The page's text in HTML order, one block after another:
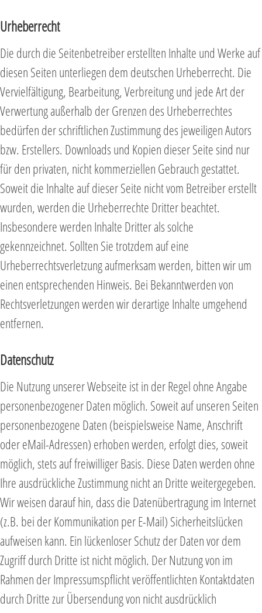
Urheberrecht
Die durch die Seitenbetreiber erstellten Inhalte und Werke auf
diesen Seiten unterliegen dem deutschen Urheberrecht. Die
Vervielfältigung, Bearbeitung, Verbreitung und jede Art der
Verwertung außerhalb der Grenzen des Urheberrechtes
bedürfen der schriftlichen Zustimmung des jeweiligen Autors
bzw. Erstellers. Downloads und Kopien dieser Seite sind nur
für den privaten, nicht kommerziellen Gebrauch gestattet.
Soweit die Inhalte auf dieser Seite nicht vom Betreiber erstellt
wurden, werden die Urheberrechte Dritter beachtet.
Insbesondere werden Inhalte Dritter als solche
gekennzeichnet. Sollten Sie trotzdem auf eine
Urheberrechtsverletzung aufmerksam werden, bitten wir um
einen entsprechenden Hinweis. Bei Bekanntwerden von
Rechtsverletzungen werden wir derartige Inhalte umgehend
entfernen.
Datenschutz
Die Nutzung unserer Webseite ist in der Regel ohne Angabe
personenbezogener Daten möglich. Soweit auf unseren Seiten
personenbezogene Daten (beispielsweise Name, Anschrift
oder eMail-Adressen) erhoben werden, erfolgt dies, soweit
möglich, stets auf freiwilliger Basis. Diese Daten werden ohne
Ihre ausdrückliche Zustimmung nicht an Dritte weitergegeben.
Wir weisen darauf hin, dass die Datenübertragung im Internet
(z.B. bei der Kommunikation per E-Mail) Sicherheitslücken
aufweisen kann. Ein lückenloser Schutz der Daten vor dem
Zugriff durch Dritte ist nicht möglich. Der Nutzung von im
Rahmen der Impressumspflicht veröffentlichten Kontaktdaten
durch Dritte zur Übersendung von nicht ausdrücklich